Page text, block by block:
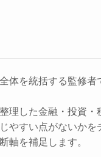
体を統括する監修者
理した金融・投資・
やすい点がないかを
軸を補足します。